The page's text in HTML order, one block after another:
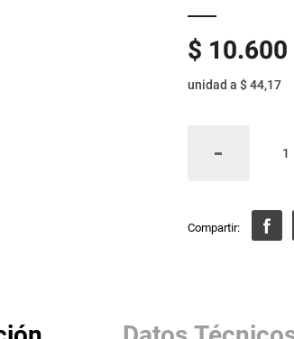
$ 10.600
unidad a $ 44,17